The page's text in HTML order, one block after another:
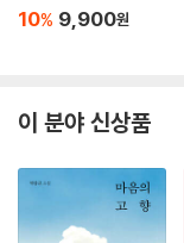
10% 9,900원
이 분야 신상품